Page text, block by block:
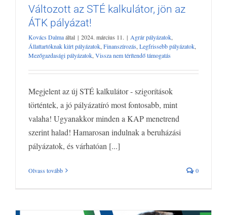
Változott az STÉ kalkulátor, jön az ÁTK
pályázat!
Agrár pályázatok Állattartóknak kiírt pályázatok Finanszírozás
Legfrissebb pályázatok Mezőgazdasági pályázatok Vissza nem
térítendő támogatás
Változott az STÉ kalkulátor, jön az
ÁTK pályázat!
Kovács Dalmaáltal | 2024. március 11. | Agrár pályázatok
Állattartóknak kiírt pályázatok Finanszírozás Legfrissebb pályázatok
Mezőgazdasági pályázatok Vissza nem térítendő támogatás
Megjelent az új STÉ kalkulátor - szigorítások
történtek, a jó pályázatíró most fontosabb, mint
valaha! Ugyanakkor minden a KAP menetrend
szerint halad! Hamarosan indulnak a beruházási
pályázatok, és várhatóan [...]
Olvass tovább 0